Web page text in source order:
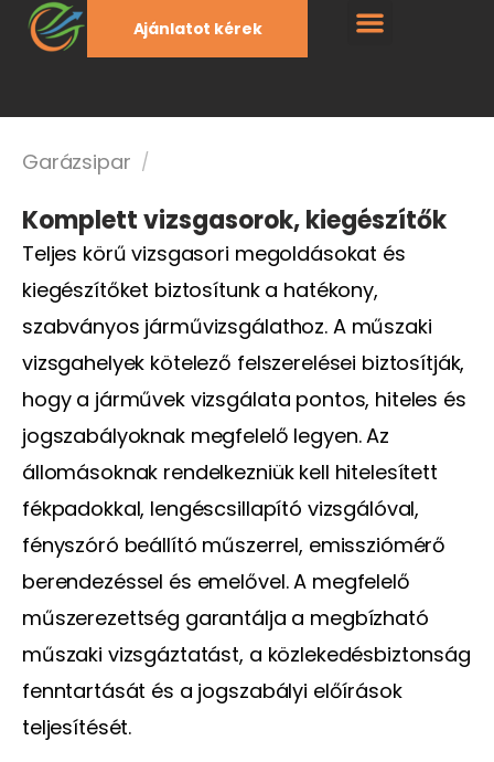
Ajánlatot kérek
Garázsipar /
Komplett vizsgasorok, kiegészítők
Teljes körű vizsgasori megoldásokat és
kiegészítőket biztosítunk a hatékony,
szabványos járművizsgálathoz. A műszaki
vizsgahelyek kötelező felszerelései biztosítják,
hogy a járművek vizsgálata pontos, hiteles és
jogszabályoknak megfelelő legyen. Az
állomásoknak rendelkezniük kell hitelesített
fékpadokkal, lengéscsillapító vizsgálóval,
fényszóró beállító műszerrel, emissziómérő
berendezéssel és emelővel. A megfelelő
műszerezettség garantálja a megbízható
műszaki vizsgáztatást, a közlekedésbiztonság
fenntartását és a jogszabályi előírások
teljesítését.